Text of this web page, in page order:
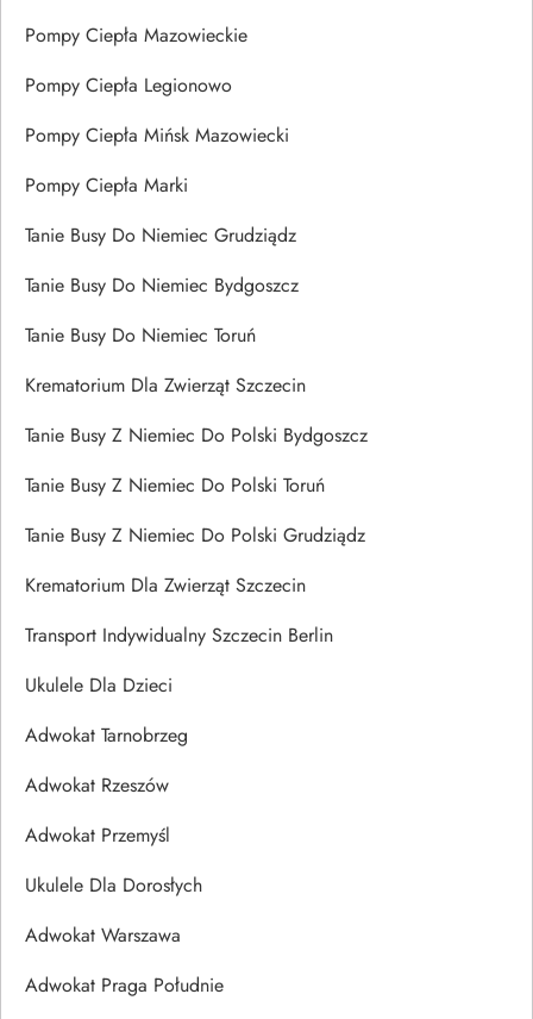
Pompy Ciepła Mazowieckie
Pompy Ciepła Legionowo
Pompy Ciepła Mińsk Mazowiecki
Pompy Ciepła Marki
Tanie Busy Do Niemiec Grudziądz
Tanie Busy Do Niemiec Bydgoszcz
Tanie Busy Do Niemiec Toruń
Krematorium Dla Zwierząt Szczecin
Tanie Busy Z Niemiec Do Polski Bydgoszcz
Tanie Busy Z Niemiec Do Polski Toruń
Tanie Busy Z Niemiec Do Polski Grudziądz
Krematorium Dla Zwierząt Szczecin
Transport Indywidualny Szczecin Berlin
Ukulele Dla Dzieci
Adwokat Tarnobrzeg
Adwokat Rzeszów
Adwokat Przemyśl
Ukulele Dla Dorosłych
Adwokat Warszawa
Adwokat Praga Południe